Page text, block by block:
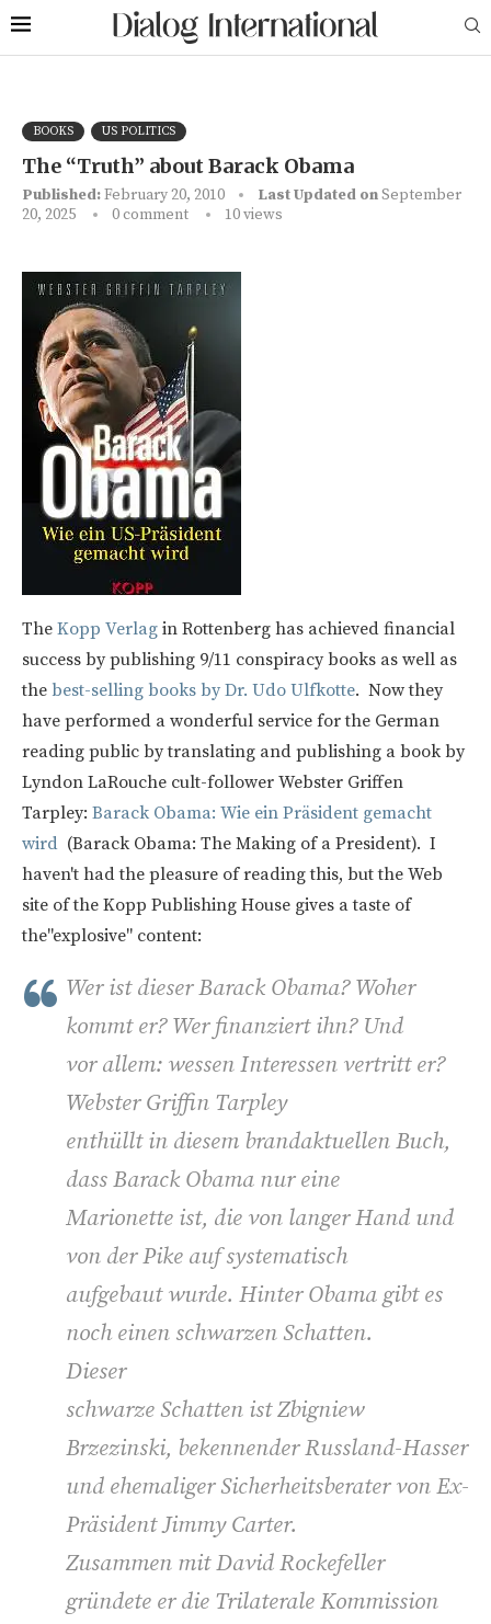
BOOKS US POLITICS
The “Truth” about Barack Obama
Published:February 20, 2010 Last Updated onSeptember
20, 2025
0 comment 10views
The Kopp Verlag in Rottenberg has achieved financial
success by publishing 9/11 conspiracy books as well as
the best-selling books by Dr. Udo Ulfkotte. Now they
have performed a wonderful service for the German
reading public by translating and publishing a book by
Lyndon LaRouche cult-follower Webster Griffen
Tarpley: Barack Obama: Wie ein Präsident gemacht
wird (Barack Obama: The Making of a President). I
haven't had the pleasure of reading this, but the Web
site of the Kopp Publishing House gives a taste of
the"explosive" content:
Wer ist dieser Barack Obama? Woher
kommt er? Wer finanziert ihn? Und
vor allem: wessen Interessen vertritt er?
Webster Griffin Tarpley
enthüllt in diesem brandaktuellen Buch,
dass Barack Obama nur eine
Marionette ist, die von langer Hand und
von der Pike auf systematisch
aufgebaut wurde. Hinter Obama gibt es
noch einen schwarzen Schatten.
Dieser
schwarze Schatten ist Zbigniew
Brzezinski, bekennender Russland-Hasser
und ehemaliger Sicherheitsberater von Ex-
Präsident Jimmy Carter.
Zusammen mit David Rockefeller
gründete er die Trilaterale Kommission